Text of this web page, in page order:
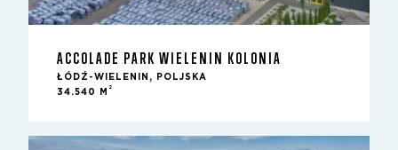
ACCOLADE PARK WIELENIN KOLONIA
ŁÓDŹ-WIELENIN, POLJSKA
34.540 M
2